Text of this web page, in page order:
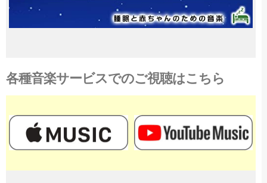
各種音楽サービスでのご視聴はこちら